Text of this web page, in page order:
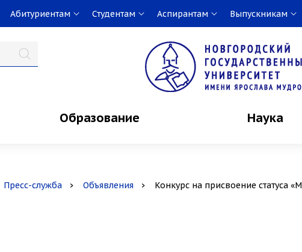
Абитуриентам Студентам Аспирантам Выпускникам
Образование Наука
Пресс-служба Объявления Конкурс на присвоение статуса